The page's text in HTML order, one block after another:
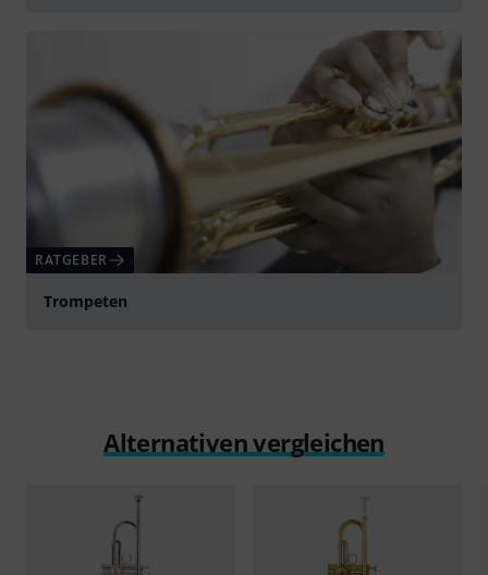
RATGEBER
Trompeten
Alternativen vergleichen